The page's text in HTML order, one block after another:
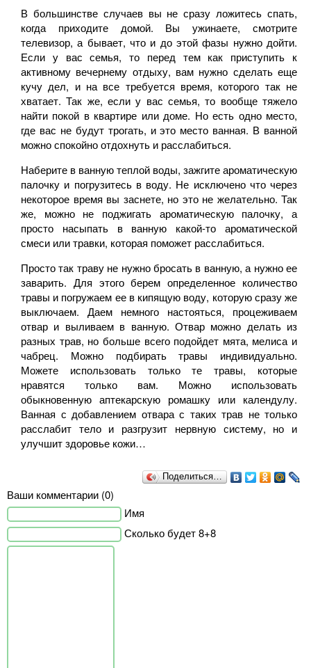
В большинстве случаев вы не сразу ложитесь спать,
когда приходите домой. Вы ужинаете, смотрите
телевизор, а бывает, что и до этой фазы нужно дойти.
Если у вас семья, то перед тем как приступить к
активному вечернему отдыху, вам нужно сделать еще
кучу дел, и на все требуется время, которого так не
хватает. Так же, если у вас семья, то вообще тяжело
найти покой в квартире или доме. Но есть одно место,
где вас не будут трогать, и это место ванная. В ванной
можно спокойно отдохнуть и расслабиться.
Наберите в ванную теплой воды, зажгите ароматическую
палочку и погрузитесь в воду. Не исключено что через
некоторое время вы заснете, но это не желательно. Так
же, можно не поджигать ароматическую палочку, а
просто насыпать в ванную какой-то ароматической
смеси или травки, которая поможет расслабиться.
Просто так траву не нужно бросать в ванную, а нужно ее
заварить. Для этого берем определенное количество
травы и погружаем ее в кипящую воду, которую сразу же
выключаем. Даем немного настояться, процеживаем
отвар и выливаем в ванную. Отвар можно делать из
разных трав, но больше всего подойдет мята, мелиса и
чабрец. Можно подбирать травы индивидуально.
Можете использовать только те травы, которые
нравятся только вам. Можно использовать
обыкновенную аптекарскую ромашку или календулу.
Ванная с добавлением отвара с таких трав не только
расслабит тело и разгрузит нервную систему, но и
улучшит здоровье кожи…
Поделиться…
Ваши комментарии (0)
Имя
Сколько будет 8+8